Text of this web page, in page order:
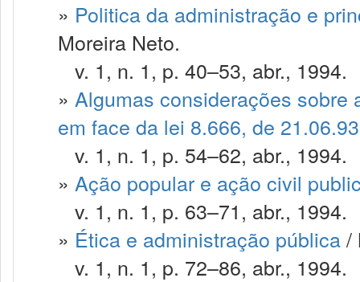
» Politica da administração e
Moreira Neto.
v. 1, n. 1, p. 40–53, abr., 1994.
» Algumas considerações
em face da lei 8.666, de 21.06.93
v. 1, n. 1, p. 54–62, abr., 1994.
» Ação popular e ação civil
v. 1, n. 1, p. 63–71, abr., 1994.
» Ética e administração pública/
v. 1, n. 1, p. 72–86, abr., 1994.